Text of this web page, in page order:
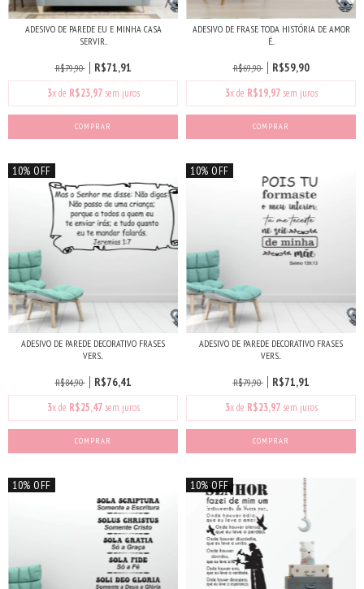
ADESIVO DE PAREDE EU E MINHA CASA
SERVIR...
R$79,90 R$71,91
3x de R$23,97sem juros
ADESIVO DE FRASE TODA HISTÓRIA DE AMOR
É...
R$69,90 R$59,90
3x de R$19,97sem juros
COMPRAR
10% OFF
ADESIVO DE PAREDE DECORATIVO FRASES
VERS...
R$84,90 R$76,41
3x de R$25,47sem juros
10% OFF
ADESIVO DE PAREDE DECORATIVO FRASES
VERS...
R$79,90 R$71,91
3x de R$23,97sem juros
10% OFF 10% OFF